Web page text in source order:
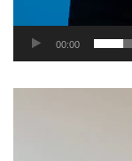
00:00